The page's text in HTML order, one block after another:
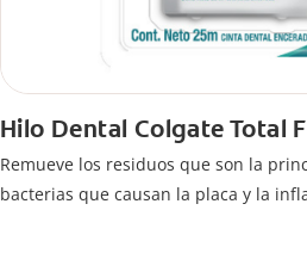
Hilo Dental Colgate Total
Remueve los residuos que son la
bacterias que causan la placa y la